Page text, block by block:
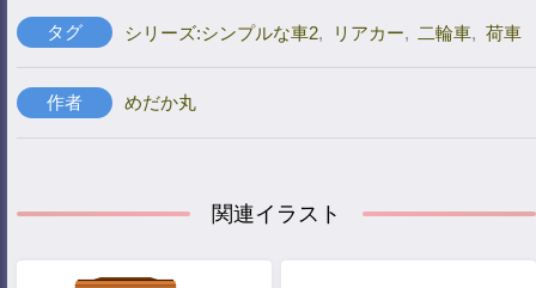
タグ シリーズ:シンプルな車2, リアカー, 二輪車, 荷車
作者 めだか丸
関連イラスト